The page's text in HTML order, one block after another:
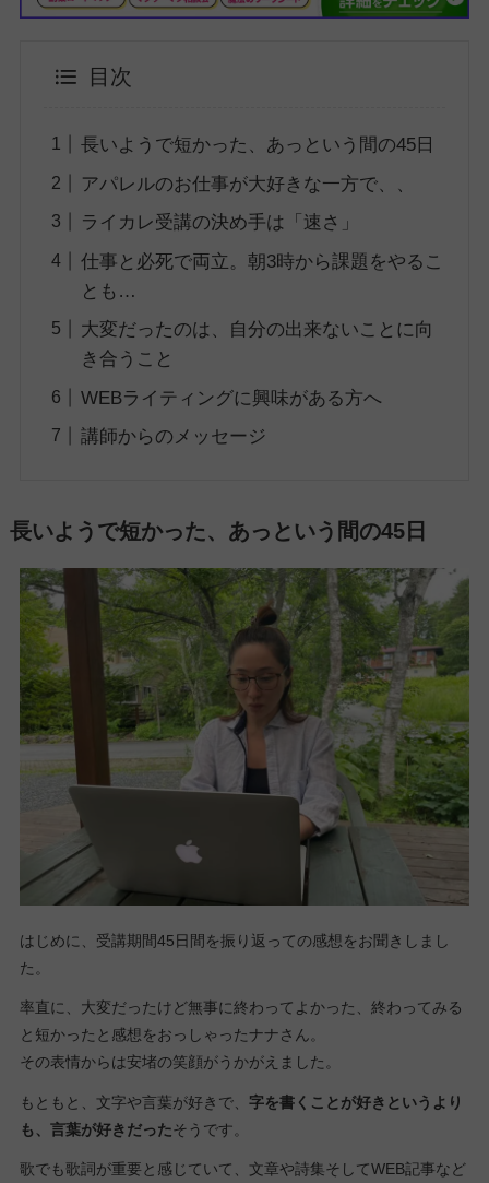
目次
長いようで短かった、あっという間の45日
アパレルのお仕事が大好きな一方で、、
ライカレ受講の決め手は「速さ」
仕事と必死で両立。朝3時から課題をやるこ
とも…
大変だったのは、自分の出来ないことに向
き合うこと
WEBライティングに興味がある方へ
講師からのメッセージ
長いようで短かった、あっという間の45日
はじめに、受講期間45日間を振り返っての感想をお聞きしまし
た。
率直に、大変だったけど無事に終わってよかった、終わってみる
と短かったと感想をおっしゃったナナさん。
その表情からは安堵の笑顔がうかがえました。
もともと、文字や言葉が好きで、 字を書くことが好きというより
も、言葉が好きだったそうです。
歌でも歌詞が重要と感じていて、文章や詩集そしてWEB記事など